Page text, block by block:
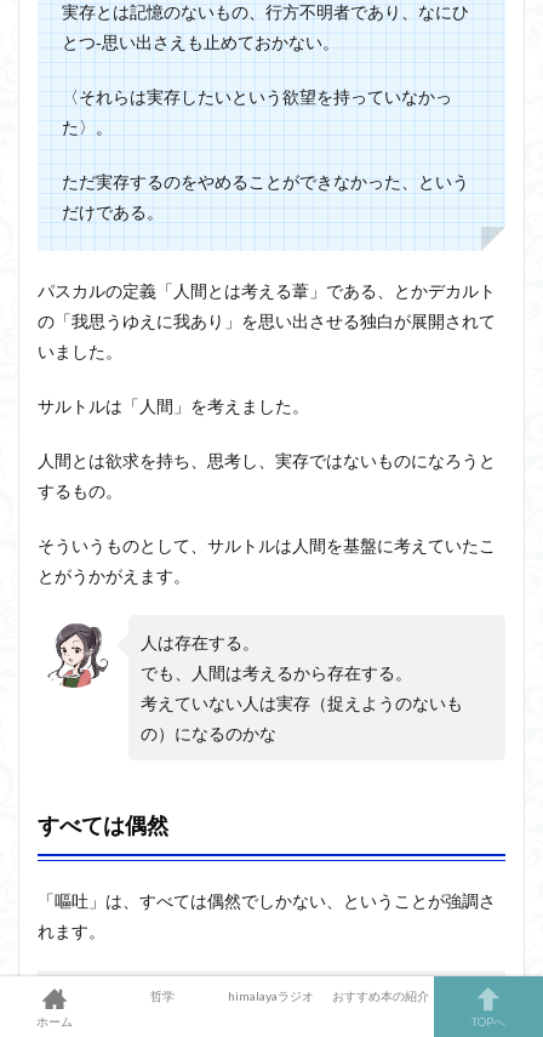
実存とは記憶のないもの、行方不明者であり、なにひ
とつ‐思い出さえも止めておかない。
〈それらは実存したいという欲望を持っていなかっ
た〉。
ただ実存するのをやめることができなかった、という
だけである。
パスカルの定義「人間とは考える葦」である、とかデカルト
の「我思うゆえに我あり」を思い出させる独白が展開されて
いました。
サルトルは「人間」を考えました。
人間とは欲求を持ち、思考し、実存ではないものになろうと
するもの。
そういうものとして、サルトルは人間を基盤に考えていたこ
とがうかがえます。
人は存在する。
でも、人間は考えるから存在する。
考えていない人は実存（捉えようのないも
の）になるのかな
すべては偶然
「嘔吐」は、すべては偶然でしかない、ということが強調さ
れます。
肝要なこと、それは偶然性である。
ホーム
哲学 himalayaラジオ
おすすめ本の紹介
TOPへ